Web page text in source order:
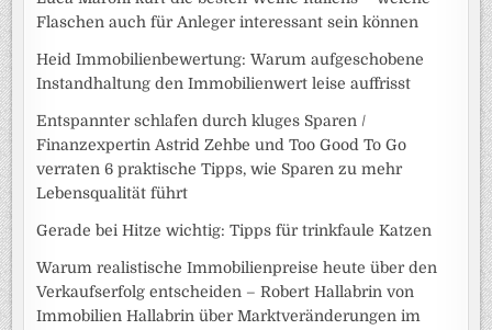
Flaschen auch für Anleger interessant sein können
Heid Immobilienbewertung: Warum aufgeschobene
Instandhaltung den Immobilienwert leise auffrisst
Entspannter schlafen durch kluges Sparen /
Finanzexpertin Astrid Zehbe und Too Good To Go
verraten 6 praktische Tipps, wie Sparen zu mehr
Lebensqualität führt
Gerade bei Hitze wichtig: Tipps für trinkfaule Katzen
Warum realistische Immobilienpreise heute über den
Verkaufserfolg entscheiden – Robert Hallabrin von
Immobilien Hallabrin über Marktveränderungen im